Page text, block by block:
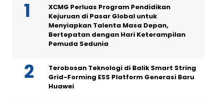
XCMG Perluas Program Pendidikan
Kejuruan di Pasar Global untuk
Menyiapkan Talenta Masa Depan,
Bertepatan dengan Hari Keterampilan
Pemuda Sedunia
Terobosan Teknologi di Balik Smart String
Grid-Forming ESS Platform Generasi Baru
Huawei